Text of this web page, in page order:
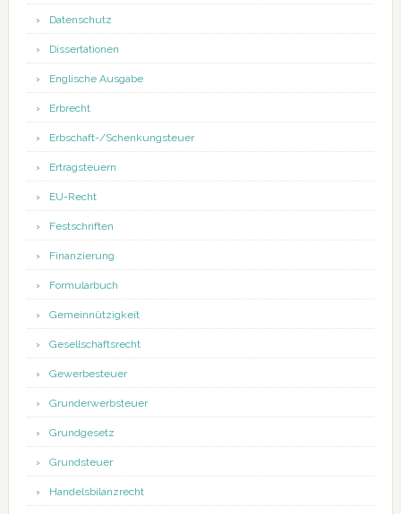
Datenschutz
Dissertationen
Englische Ausgabe
Erbrecht
Erbschaft-/Schenkungsteuer
Ertragsteuern
EU-Recht
Festschriften
Finanzierung
Formularbuch
Gemeinnützigkeit
Gesellschaftsrecht
Gewerbesteuer
Grunderwerbsteuer
Grundgesetz
Grundsteuer
Handelsbilanzrecht